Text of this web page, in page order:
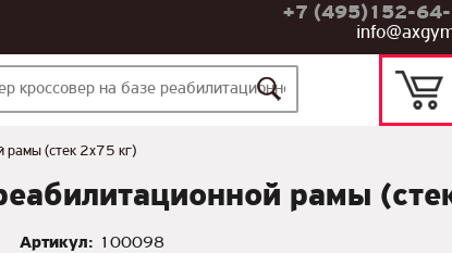
+7 (495)152-
рамы (стек 2х75 кг)
рамы
Артикул: 100098